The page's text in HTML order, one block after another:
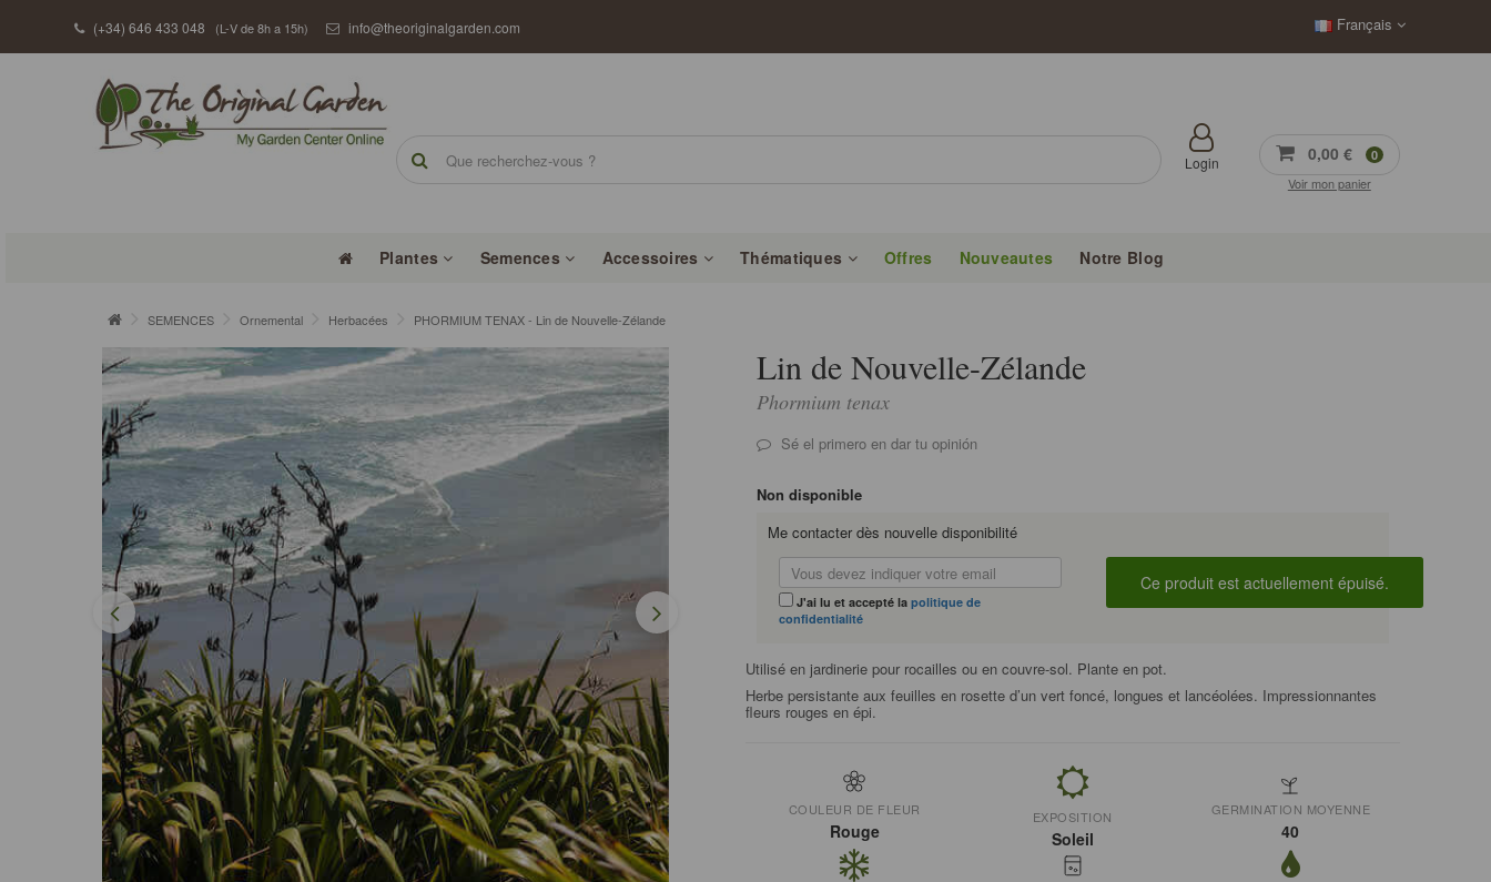
(+34) 646 433 048 (L-V de 8h a 15h) info@theoriginalgarden.com Français
0,00 € 0
Voir mon panier
Login
Plantes Semences Accessoires Thématiques Offres Nouveautes Notre Blog
SEMENCES Ornemental Herbacées PHORMIUM TENAX - Lin de Nouvelle-Zélande
Lin de Nouvelle-Zélande
Phormium tenax
Sé el primero en dar tu opinión
Non disponible
Me contacter dès nouvelle disponibilité
J'ai lu et accepté la politique de
confidentialité
Utilisé en jardinerie pour rocailles ou en couvre-sol. Plante en pot.
Herbe persistante aux feuilles en rosette d’un vert foncé, longues et lancéolées. Impressionnantes
fleurs rouges en épi.
COULEUR DE FLEUR
Rouge
EXPOSITION
Soleil
GERMINATION MOYENNE
40